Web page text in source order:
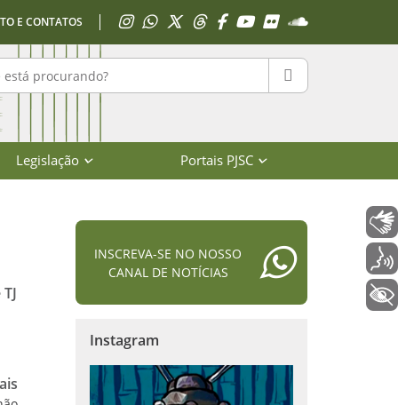
E CONTATOS Acessar Instagram
Acessar WhatsApp
Acessar XAcessar Threads
Acessar Facebook
Acessar YouTube
Acessar Flickr
Acessar
no portal PESQUISAR
Legislação Portais PJSC
INSCREVA-SE NO NOSSO
CANAL DE NOTÍCIAS
Instagram
Libras
+ Acessibilidade